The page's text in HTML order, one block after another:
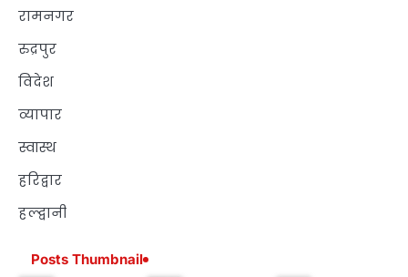
रामनगर
रुद्रपुर
विदेश
व्यापार
स्वास्थ
हरिद्वार
हल्द्वानी
Posts Thumbnail